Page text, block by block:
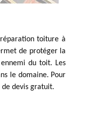
toiture à
de protéger la
du toit. Les
le domaine. Pour
de devis gratuit.